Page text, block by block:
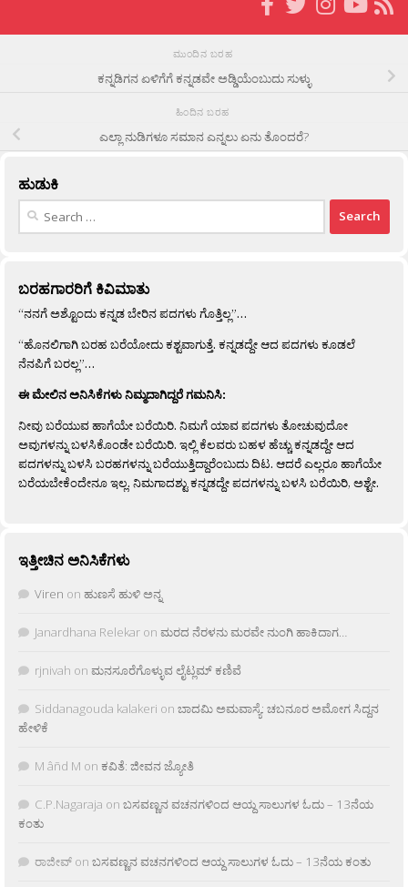
ಮುಂದಿನ ಬರಹ
ಕನ್ನಡಿಗನ ಏಳಿಗೆಗೆ ಕನ್ನಡವೇ ಅಡ್ಡಿಯೆಂಬುದು ಸುಳ್ಳು
ಹಿಂದಿನ ಬರಹ
ಎಲ್ಲಾ ನುಡಿಗಳೂ ಸಮಾನ ಎನ್ನಲು ಏನು ತೊಂದರೆ?
ಹುಡುಕಿ
Search
ಬರಹಗಾರರಿಗೆ ಕಿವಿಮಾತು
“ನನಗೆ ಅಶ್ಟೊಂದು ಕನ್ನಡ ಬೇರಿನ ಪದಗಳು ಗೊತ್ತಿಲ್ಲ”…
“ಹೊನಲಿಗಾಗಿ ಬರಹ ಬರೆಯೋದು ಕಶ್ಟವಾಗುತ್ತೆ. ಕನ್ನಡದ್ದೇ ಆದ ಪದಗಳು ಕೂಡಲೆ
ನೆನಪಿಗೆ ಬರಲ್ಲ”…
ಈ ಮೇಲಿನ ಅನಿಸಿಕೆಗಳು ನಿಮ್ಮದಾಗಿದ್ದರೆ ಗಮನಿಸಿ:
ನೀವು ಬರೆಯುವ ಹಾಗೆಯೇ ಬರೆಯಿರಿ. ನಿಮಗೆ ಯಾವ ಪದಗಳು ತೋಚುವುದೋ
ಅವುಗಳನ್ನು ಬಳಸಿಕೊಂಡೇ ಬರೆಯಿರಿ. ಇಲ್ಲಿ ಕೆಲವರು ಬಹಳ ಹೆಚ್ಚು ಕನ್ನಡದ್ದೇ ಆದ
ಪದಗಳನ್ನು ಬಳಸಿ ಬರಹಗಳನ್ನು ಬರೆಯುತ್ತಿದ್ದಾರೆಂಬುದು ದಿಟ. ಆದರೆ ಎಲ್ಲರೂ ಹಾಗೆಯೇ
ಬರೆಯಬೇಕೆಂದೇನೂ ಇಲ್ಲ. ನಿಮಗಾದಶ್ಟು ಕನ್ನಡದ್ದೇ ಪದಗಳನ್ನು ಬಳಸಿ ಬರೆಯಿರಿ, ಅಶ್ಟೇ.
ಇತ್ತೀಚಿನ ಅನಿಸಿಕೆಗಳು
Viren on ಹುಣಸೆ ಹುಳಿ ಅನ್ನ
Janardhana Relekar on ಮರದ ನೆರಳನು ಮರವೇ ನುಂಗಿ ಹಾಕಿದಾಗ…
rjnivah on ಮನಸೂರೆಗೊಳ್ಳುವ ಲೈಟ್ಲಮ್ ಕಣಿವೆ
Siddanagouda kalakeri on ಬಾದಮಿ ಅಮವಾಸ್ಯೆ: ಚಬನೂರ ಅಮೋಗ ಸಿದ್ದನ
ಹೇಳಿಕೆ
M âñd M on ಕವಿತೆ: ಜೀವನ ಜ್ಯೋತಿ
C.P.Nagaraja on ಬಸವಣ್ಣನ ವಚನಗಳಿಂದ ಆಯ್ದ ಸಾಲುಗಳ ಓದು – 13ನೆಯ
ಕಂತು
ರಾಜೀವ್ on ಬಸವಣ್ಣನ ವಚನಗಳಿಂದ ಆಯ್ದ ಸಾಲುಗಳ ಓದು – 13ನೆಯ ಕಂತು